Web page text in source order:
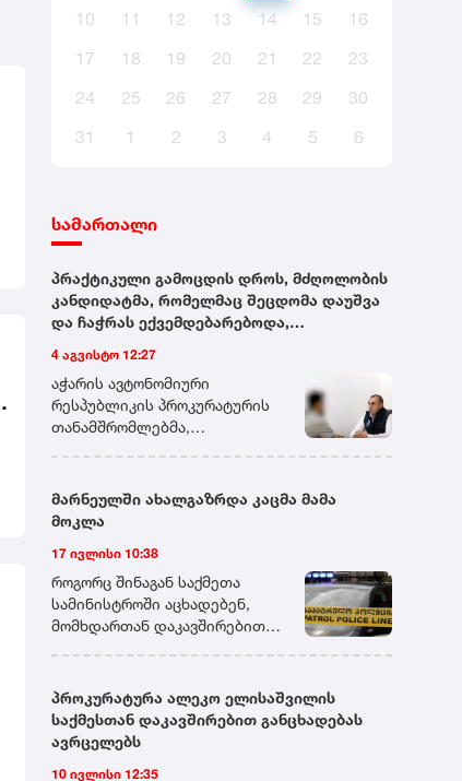
10
11 12 13 14 15
16
17
18 19 20 21 22
23
24
25 26 27 28 29
30
31
1 2 3 4 5 6
სამართალი
პრაქტიკული გამოცდის დროს, მძღოლობის
კანდიდატმა, რომელმაც შეცდომა დაუშვა
და ჩაჭრას ექვემდებარებოდა,
პროკურატურამ აღნიშნული პირი ქრთამის
მიცემის ფაქტზე დააკავა
4 აგვისტო 12:27
აჭარის ავტონომიური
რესპუბლიკის პროკურატურის
თანამშრომლებმა,
შედეგად,ქრთამის მიმცემი
პირი ბრალდებულად დააკავეს.
საქართველოს სისხლის
სამართლის კოდექსის 339-ე
მუხლის მე-2 ნაწილით
წარედგინება, რაც ოთხიდან
ითვალისწინებს.პროკურატურა
დაკავებულისათვის აღკვეთის
ღონისძიების შეფარდების
შუამდგომლობით
სასამართლოს კანონით
მარნეულში ახალგაზრდა კაცმა მამა
მოკლა
17 ივლისი 10:38
როგორც შინაგან საქმეთა
სამინისტროში აცხადებენ,
მომხდართან დაკავშირებით
მუხლით მიმდინარეობს, რაც
განზრახ მკვლელობას
გულისხმობს.
პროკურატურა ალეკო ელისაშვილის
საქმესთან დაკავშირებით განცხადებას
ავრცელებს
10 ივლისი 12:35